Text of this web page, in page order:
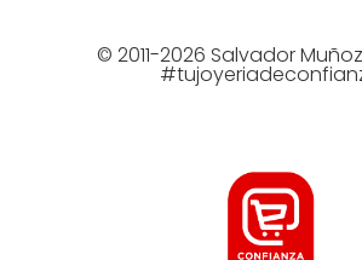
© 2011-2026 Salvador